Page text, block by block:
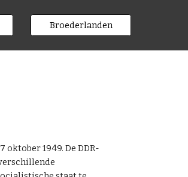
Broederlanden
1949. De DDR-